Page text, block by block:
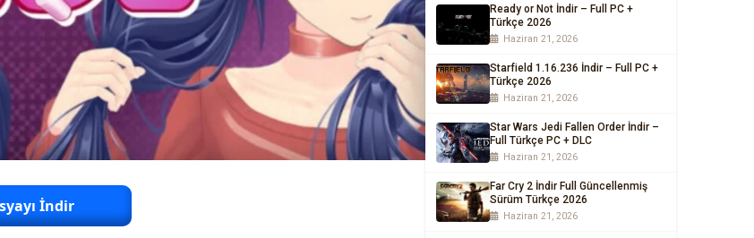
İndir
Ready or Not İndir – Full PC +
Türkçe 2026
Haziran 21, 2026
Starfield 1.16.236 İndir – Full PC +
Türkçe 2026
Haziran 21, 2026
Star Wars Jedi Fallen Order İndir –
Full Türkçe PC + DLC
Haziran 21, 2026
Far Cry 2 İndir Full Güncellenmiş
Sürüm Türkçe 2026
Haziran 21, 2026